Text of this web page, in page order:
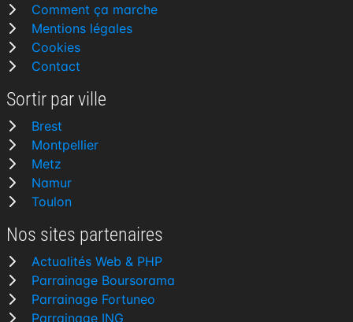
Comment ça marche
Mentions légales
Cookies
Contact
Sortir par ville
Brest
Montpellier
Metz
Namur
Toulon
Nos sites partenaires
Actualités Web & PHP
Parrainage Boursorama
Parrainage Fortuneo
Parrainage ING